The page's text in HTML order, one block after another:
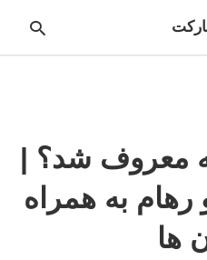
معروف شد؟ |
رهام به همراه
ها